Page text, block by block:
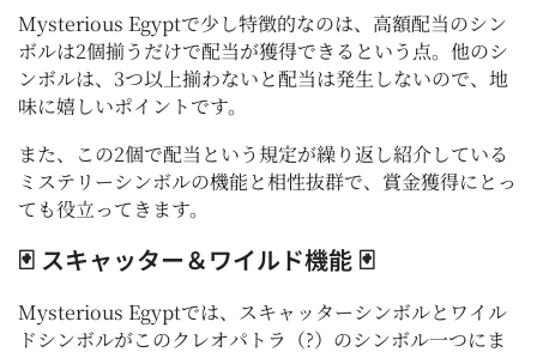
Mysterious Egyptで少し特徴的なのは、高額配当のシン
ボルは2個揃うだけで配当が獲得できるという点。他のシ
ンボルは、3つ以上揃わないと配当は発生しないので、地
味に嬉しいポイントです。
また、この2個で配当という規定が繰り返し紹介している
ミステリーシンボルの機能と相性抜群で、賞金獲得にとっ
ても役立ってきます。
🃏 スキャッター＆ワイルド機能 🃏
Mysterious Egyptでは、スキャッターシンボルとワイル
ドシンボルがこのクレオパトラ（?）のシンボル一つにま